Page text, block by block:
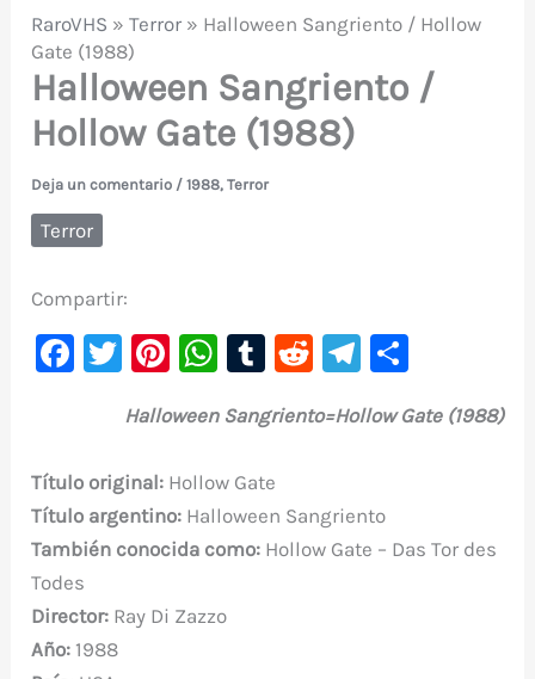
RaroVHS »Terror » Halloween Sangriento / Hollow
Gate (1988)
Halloween Sangriento /
Hollow Gate (1988)
Deja un comentario /1988,Terror
Terror
Compartir:
F
e
b
o
o
k
T
it
te
r
Pi
er
e
st
W
at
s
A
p
T
m
bl
r
R
d
t
Te
gr
m
m
ti
Halloween Sangriento=Hollow Gate (1988)
Título original: Hollow Gate
Título argentino: Halloween Sangriento
También conocida como: Hollow Gate – Das Tor des
Todes
Director: Ray Di Zazzo
Año: 1988